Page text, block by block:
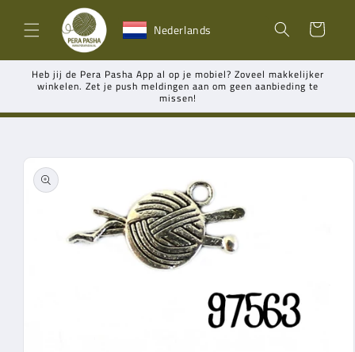
naar de
content Nederlands Winkelwagen
Heb jij de Pera Pasha App al op je mobiel? Zoveel makkelijker
winkelen. Zet je push meldingen aan om geen aanbieding te
missen!
direct naar